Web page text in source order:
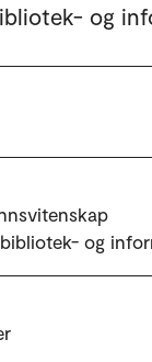
og
og